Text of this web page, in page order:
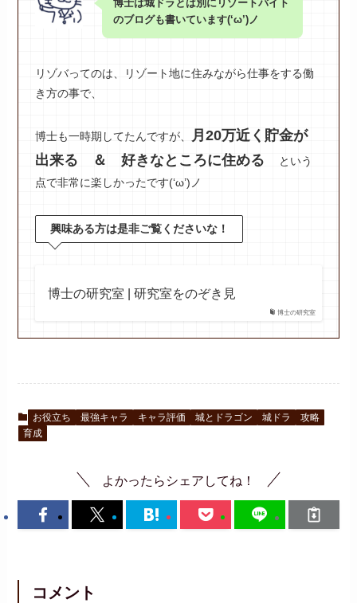
博士は城ドラとは別にリゾートバイト
のブログも書いています(‘ω’)ノ
リゾバってのは、リゾート地に住みながら仕事をする働
き方の事で、
博士も一時期してたんですが、
月20万近く貯金が
出来る ＆ 好きなところに住める
という
点で非常に楽しかったです(‘ω’)ノ
興味ある方は是非ご覧くださいな！
博士の研究室
博士の研究室 | 研究室をのぞき見
お役立ち 最強キャラ キャラ評価 城とドラゴン 城ドラ
攻略
育成
よかったらシェアしてね！
コメント